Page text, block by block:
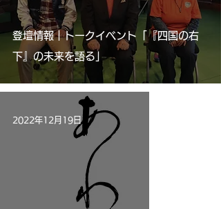
登壇情報｜トークイベント「『四国の右
下』の未来を語る」
2022年12月19日